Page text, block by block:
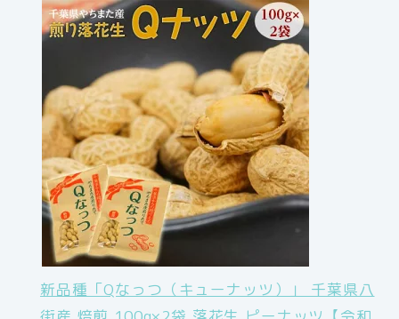
新品種「Qなっつ（キューナッツ）」 千葉県八